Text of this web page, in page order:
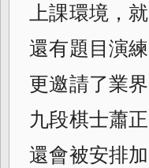
上課環境，
還有題目演練
更邀請了業
九段棋士蕭
還會被安排